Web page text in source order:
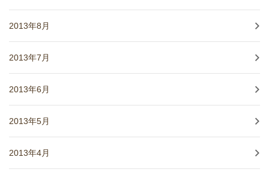
2013年8月
2013年7月
2013年6月
2013年5月
2013年4月